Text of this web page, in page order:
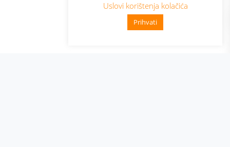
Uslovi korištenja kolačića
Prihvati
👋 Zdravo, kako mogu pomoći?